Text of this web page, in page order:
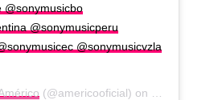
@sonymusicbo
@sonymusicperu
@sonymusicvzla
(@americooficial) on